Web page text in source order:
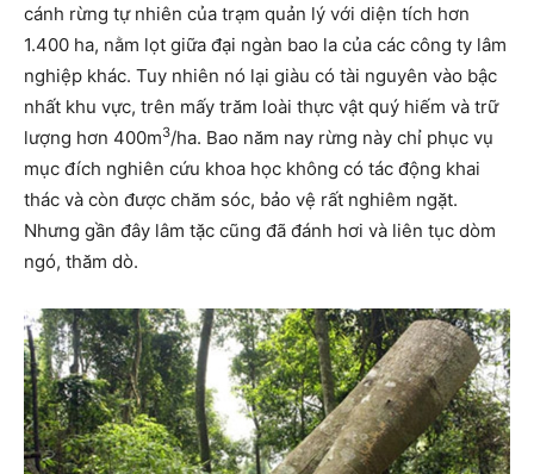
cánh rừng tự nhiên của trạm quản lý với diện tích hơn
1.400 ha, nằm lọt giữa đại ngàn bao la của các công ty lâm
nghiệp khác. Tuy nhiên nó lại giàu có tài nguyên vào bậc
nhất khu vực, trên mấy trăm loài thực vật quý hiếm và trữ
lượng hơn 400m3/ha. Bao năm nay rừng này chỉ phục vụ
mục đích nghiên cứu khoa học không có tác động khai
thác và còn được chăm sóc, bảo vệ rất nghiêm ngặt.
Nhưng gần đây lâm tặc cũng đã đánh hơi và liên tục dòm
ngó, thăm dò.